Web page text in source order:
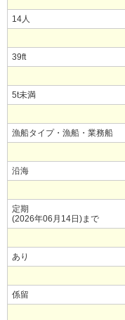
14人
39ft
5t未満
漁船タイプ・漁船・業務船
沿海
定期
(2026年06月14日)まで
あり
係留